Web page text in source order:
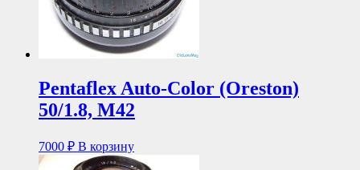
Pentaflex Auto-Color (Oreston)
50/1.8, М42
7000 ₽ В корзину